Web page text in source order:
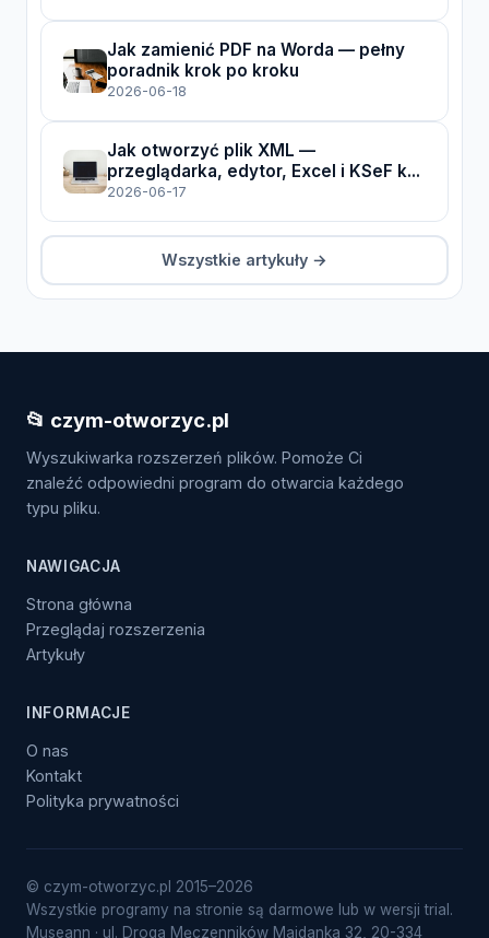
Jak zamienić PDF na Worda — pełny
poradnik krok po kroku
2026-06-18
Jak otworzyć plik XML —
przeglądarka, edytor, Excel i KSeF k...
2026-06-17
Wszystkie artykuły →
📂 czym-otworzyc.pl
Wyszukiwarka rozszerzeń plików. Pomoże Ci
znaleźć odpowiedni program do otwarcia każdego
typu pliku.
NAWIGACJA
Strona główna
Przeglądaj rozszerzenia
Artykuły
INFORMACJE
O nas
Kontakt
Polityka prywatności
© czym-otworzyc.pl 2015–2026
Wszystkie programy na stronie są darmowe lub w wersji trial.
Museann · ul. Droga Męczenników Majdanka 32, 20-334